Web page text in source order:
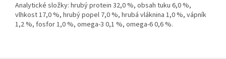
Analytické složky: hrubý protein 32,0 %, obsah tuku 6,0 %,
vlhkost 17,0 %, hrubý popel 7,0 %, hrubá vláknina 1,0 %, vápník
1,2 %, fosfor 1,0 %, omega-3 0,1 %, omega-6 0,6 %.